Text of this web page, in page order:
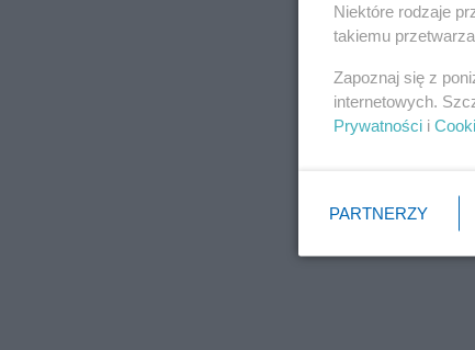
Niektóre rodzaje
takiemu
Zapoznaj się z
internetowych.
Prywatności i
PARTNERZY